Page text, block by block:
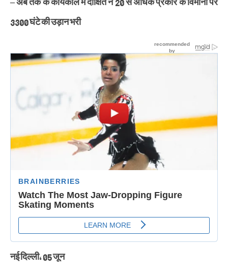
3300 घंटे की उड़ान भरी
नई दिल्ली, 05 जून